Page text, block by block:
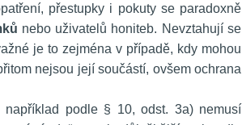
přestupky i pokuty se paradoxně
nebo uživatelů honiteb. Nevztahují se
je to zejména v případě, kdy mohou
nejsou její součástí, ovšem ochrana
například podle § 10, odst. 3a) nemusí